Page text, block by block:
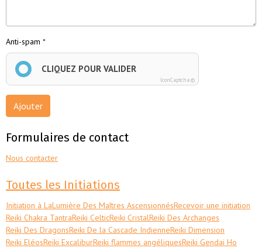
Anti-spam
CLIQUEZ POUR VALIDER
IconCaptcha ©
Ajouter
Formulaires de contact
Nous contacter
Toutes les Initiations
Initiation à LaLumière Des Maîtres AscensionnésRecevoir une initiation
Reiki Chakra TantraReiki CelticReiki CristalReiki Des Archanges
Reiki Des DragonsReiki De la Cascade IndienneReiki Dimension
Reiki EléosReiki ExcaliburReiki flammes angéliquesReiki Gendai Ho